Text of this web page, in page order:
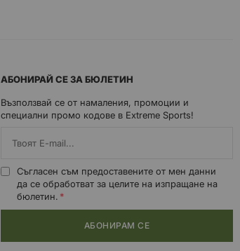
АБОНИРАЙ СЕ ЗА БЮЛЕТИН
Възползвай се от намаления, промоции и
специални промо кодове в Extreme Sports!
Съгласен съм предоставените от мен данни
да се обработват за целите на изпращане на
бюлетин.
АБОНИРАМ СЕ